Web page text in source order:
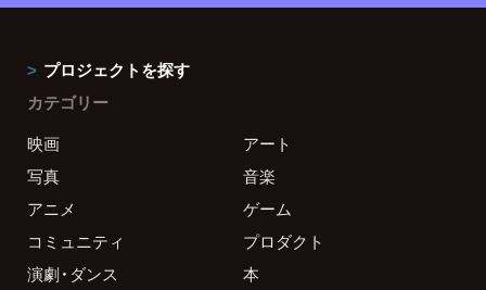
プロジェクトを探す
カテゴリー
映画
アート
写真
音楽
アニメ
ゲーム
コミュニティ
プロダクト
演劇・ダンス
本